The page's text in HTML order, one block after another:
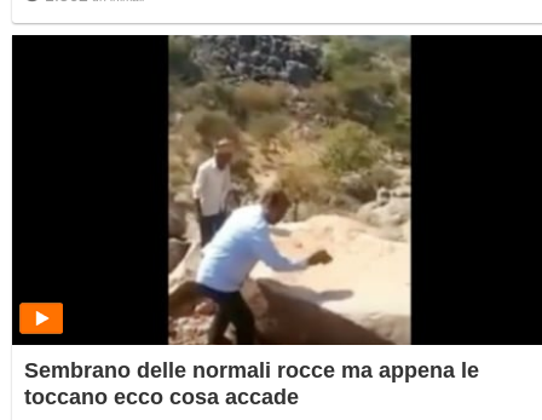
Sembrano delle normali rocce ma appena le
toccano ecco cosa accade